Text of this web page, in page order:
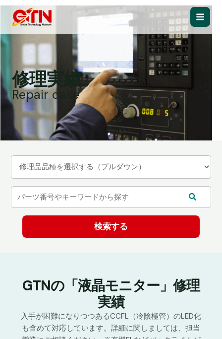
内
ス
プ
Main
修理実績
Repair case
GTNの「液晶モニター」修理
実績
入手が困難になりつつあるCCFL（冷陰極管）のLED化
も含めて対応しています。詳細に関しましては、担当